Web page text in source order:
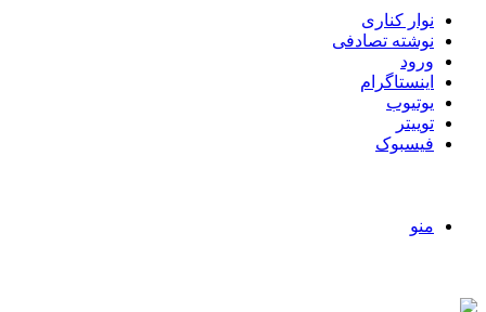
نوار کناری
نوشته تصادفی
ورود
اینستاگرام
یوتیوب
توییتر
فیسبوک
منو